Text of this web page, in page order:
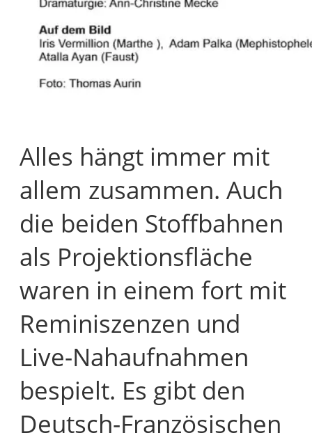
Alles hängt immer mit
allem zusammen. Auch
die beiden Stoffbahnen
als Projektionsfläche
waren in einem fort mit
Reminiszenzen und
Live-Nahaufnahmen
bespielt. Es gibt den
Deutsch-Französischen